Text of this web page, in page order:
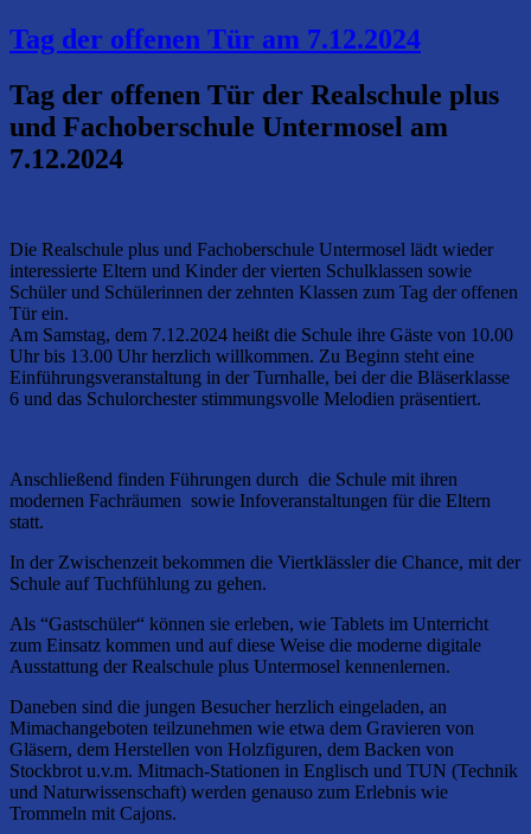
Tag der offenen Tür am 7.12.2024
Tag der offenen Tür der Realschule plus
und Fachoberschule Untermosel am
7.12.2024
Die Realschule plus und Fachoberschule Untermosel lädt wieder
interessierte Eltern und Kinder der vierten Schulklassen sowie
Schüler und Schülerinnen der zehnten Klassen zum Tag der offenen
Tür ein.
Am Samstag, dem 7.12.2024 heißt die Schule ihre Gäste von 10.00
Uhr bis 13.00 Uhr herzlich willkommen. Zu Beginn steht eine
Einführungsveranstaltung in der Turnhalle, bei der die Bläserklasse
6 und das Schulorchester stimmungsvolle Melodien präsentiert.
Anschließend finden Führungen durch die Schule mit ihren
modernen Fachräumen sowie Infoveranstaltungen für die Eltern
statt.
In der Zwischenzeit bekommen die Viertklässler die Chance, mit der
Schule auf Tuchfühlung zu gehen.
Als “Gastschüler“ können sie erleben, wie Tablets im Unterricht
zum Einsatz kommen und auf diese Weise die moderne digitale
Ausstattung der Realschule plus Untermosel kennenlernen.
Daneben sind die jungen Besucher herzlich eingeladen, an
Mimachangeboten teilzunehmen wie etwa dem Gravieren von
Gläsern, dem Herstellen von Holzfiguren, dem Backen von
Stockbrot u.v.m. Mitmach-Stationen in Englisch und TUN (Technik
und Naturwissenschaft) werden genauso zum Erlebnis wie
Trommeln mit Cajons.